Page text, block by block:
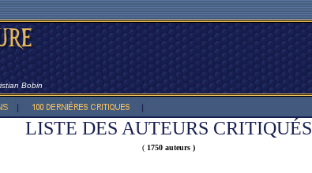
Bobin
LISTE DES AUTEURS CRITIQUÉS
( 1750 auteurs )